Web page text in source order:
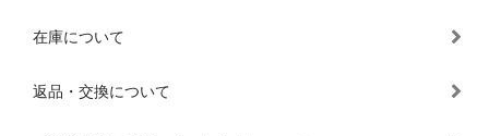
在庫について
返品・交換について